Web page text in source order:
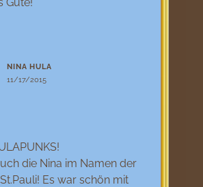
NINA HULA
11/17/2015
die Nina im Namen der
Es war schön mit